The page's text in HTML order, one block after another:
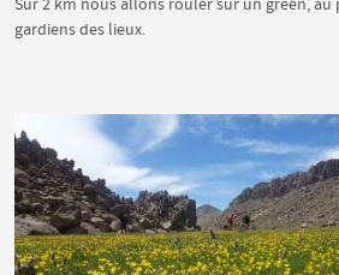
Sur 2 km nous allons rouler sur un green, au
gardiens des lieux.